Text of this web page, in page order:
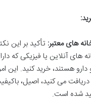
های معتبر: تأکید بر این
های آنلاین یا فیزیکی که
دارو هستند، خرید کنید. این
می کنید، اصیل،
شده است.